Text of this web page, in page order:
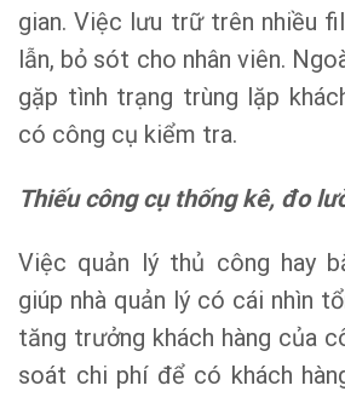
gian. Việc lưu trữ trên nhiều
lẫn, bỏ sót cho nhân viên.
gặp tình trạng trùng lặp
có công cụ kiểm tra.
Thiếu công cụ thống kê, đo
Việc quản lý thủ công hay
giúp nhà quản lý có cái nhìn
tăng trưởng khách hàng của
soát chi phí để có khách